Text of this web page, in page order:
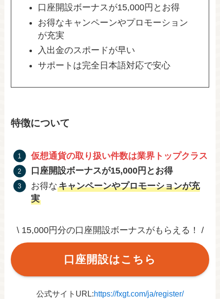
口座開設ボーナスが15,000円とお得
お得なキャンペーンやプロモーション
が充実
入出金のスポードが早い
サポートは完全日本語対応で安心
特徴について
仮想通貨の取り扱い件数は業界トップクラス
口座開設ボーナスが15,000円とお得
お得なキャンペーンやプロモーションが充
実
\ 15,000円分の口座開設ボーナスがもらえる！ /
口座開設はこちら
公式サイトURL:https://fxgt.com/ja/register/